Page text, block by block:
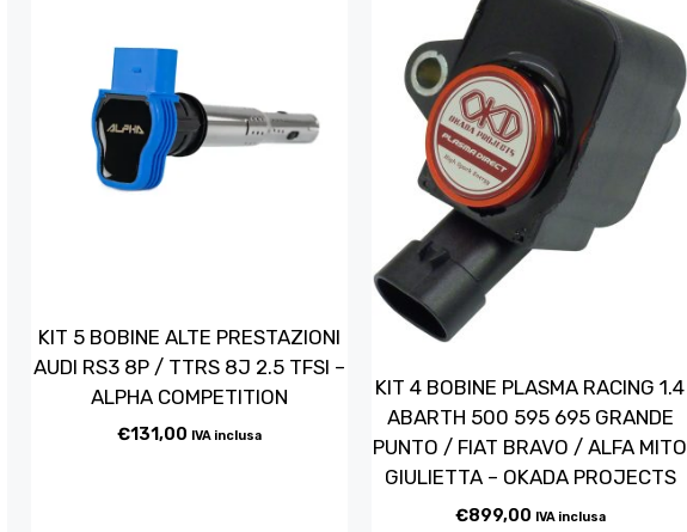
KIT 5 BOBINE ALTE PRESTAZIONI
AUDI RS3 8P / TTRS 8J 2.5 TFSI –
ALPHA COMPETITION
€131,00 IVA inclusa
KIT 4 BOBINE PLASMA RACING 1.4
ABARTH 500 595 695 GRANDE
PUNTO / FIAT BRAVO / ALFA MITO
GIULIETTA – OKADA PROJECTS
€899,00 IVA inclusa